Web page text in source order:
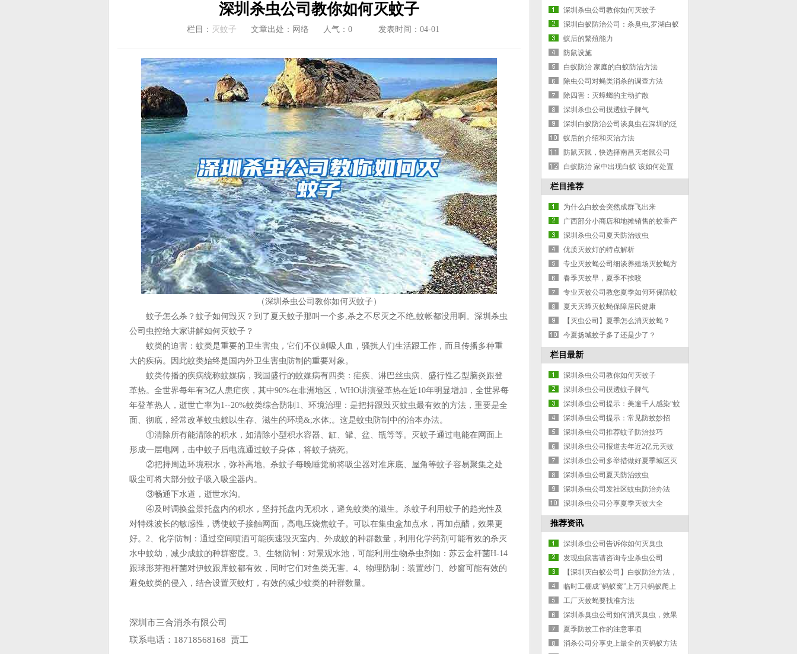
深圳杀虫公司教你如何灭蚊子
栏目： 灭蚊子 文章出处：网络 人气： 0 发表时间：04-01
（深圳杀虫公司教你如何灭蚊子）
蚊子怎么杀？蚊子如何毁灭？到了夏天蚊子那叫一个多,杀之不尽灭之不绝,蚊帐都没用啊。深圳杀虫
公司虫控给大家讲解如何灭蚊子？
蚊类的迫害：蚊类是重要的卫生害虫，它们不仅刺吸人血，骚扰人们生活跟工作，而且传播多种重
大的疾病。因此蚊类始终是国内外卫生害虫防制的重要对象。
蚊类传播的疾病统称蚊媒病，我国盛行的蚊媒病有四类：疟疾、淋巴丝虫病、盛行性乙型脑炎跟登
革热。全世界每年有3亿人患疟疾，其中90%在非洲地区，WHO讲演登革热在近10年明显增加，全世界每
年登革热人，逝世亡率为1--20%蚊类综合防制1、环境治理：是把持跟毁灭蚊虫最有效的方法，重要是全
面、彻底，经常改革蚊虫赖以生存、滋生的环境&;水体;。这是蚊虫防制中的治本办法。
①清除所有能清除的积水，如清除小型积水容器、缸、罐、盆、瓶等等。灭蚊子通过电能在网面上
形成一层电网，击中蚊子后电流通过蚊子身体，将蚊子烧死。
②把持周边环境积水，弥补高地。杀蚊子每晚睡觉前将吸尘器对准床底、屋角等蚊子容易聚集之处
吸尘可将大部分蚊子吸入吸尘器内。
③畅通下水道，逝世水沟。
④及时调换盆景托盘内的积水，坚持托盘内无积水，避免蚊类的滋生。杀蚊子利用蚊子的趋光性及
对特殊波长的敏感性，诱使蚊子接触网面，高电压烧焦蚊子。可以在集虫盒加点水，再加点醋，效果更
好。2、化学防制：通过空间喷洒可能疾速毁灭室内、外成蚊的种群数量，利用化学药剂可能有效的杀灭
水中蚊幼，减少成蚊的种群密度。3、生物防制：对景观水池，可能利用生物杀虫剂如：苏云金杆菌H-14
跟球形芽孢杆菌对伊蚊跟库蚊都有效，同时它们对鱼类无害。4、物理防制：装置纱门、纱窗可能有效的
避免蚊类的侵入，结合设置灭蚊灯，有效的减少蚊类的种群数量。
深圳市三合消杀有限公司
联系电话：18718568168 贾工
深圳杀虫公司教你如何灭蚊子
深圳白蚁防治公司：杀臭虫,罗湖白蚁
防治中心,,灭白蚁,盐田,龙华杀白蚁
蚁后的繁殖能力
防鼠设施
白蚁防治 家庭的白蚁防治方法
除虫公司对蝇类消杀的调查方法
除四害：灭蟑螂的主动扩散
深圳杀虫公司摸透蚊子脾气
深圳白蚁防治公司谈臭虫在深圳的泛
滥
蚁后的介绍和灭治方法
防鼠灭鼠，快选择南昌灭老鼠公司
白蚁防治 家中出现白蚁 该如何处置
栏目推荐
为什么白蚊会突然成群飞出来
广西部分小商店和地摊销售的蚊香产
品标识不全质量低劣
深圳杀虫公司夏天防治蚊虫
优质灭蚊灯的特点解析
专业灭蚊蝇公司细谈养殖场灭蚊蝇方
法
春季灭蚊早，夏季不挨咬
专业灭蚊公司教您夏季如何环保防蚊
灭蚊2-1
夏天灭蟑灭蚊蝇保障居民健康
【灭虫公司】夏季怎么消灭蚊蝇？
今夏扬城蚊子多了还是少了？
栏目最新
深圳杀虫公司教你如何灭蚊子
深圳杀虫公司摸透蚊子脾气
深圳杀虫公司提示：美逾千人感染“蚊
子病毒”
深圳杀虫公司提示：常见防蚊妙招
深圳杀虫公司推荐蚊子防治技巧
深圳杀虫公司报道去年近2亿元灭蚊
深圳杀虫公司多举措做好夏季城区灭
蚊蝇工作
深圳杀虫公司夏天防治蚊虫
深圳杀虫公司发社区蚊虫防治办法
深圳杀虫公司分享夏季灭蚊大全
推荐资讯
深圳杀虫公司告诉你如何灭臭虫
发现虫鼠害请咨询专业杀虫公司
【深圳灭白蚁公司】白蚁防治方法，
重在“防”和“治”
临时工棚成“蚂蚁窝”上万只蚂蚁爬上
床
工厂灭蚊蝇要找准方法
深圳杀臭虫公司如何消灭臭虫，效果
怎么样，可不可以一次就清理干净？
夏季防蚊工作的注意事项
消杀公司分享史上最全的灭蚂蚁方法